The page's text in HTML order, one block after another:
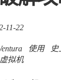
面能和